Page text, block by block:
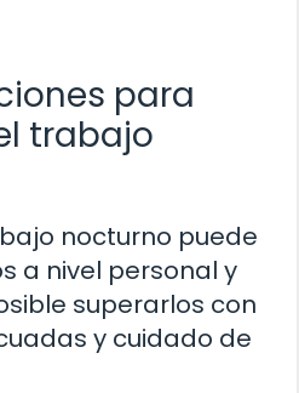
para
trabajo
nocturno puede
a nivel personal y
superarlos con
y cuidado de